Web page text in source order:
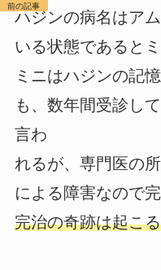
ハジンの病名はア
いる状態であると
ミニはハジンの記
も、数年間受診し
言わ
れるが、専門医の
による障害なので
完治の奇跡は起こ
前の記事